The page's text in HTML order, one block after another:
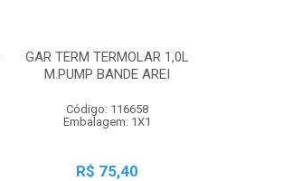
GAR TERM TERMOLAR 1,0L
M.PUMP BANDE AREI
Código: 116658
Embalagem: 1X1
R$ 75,40